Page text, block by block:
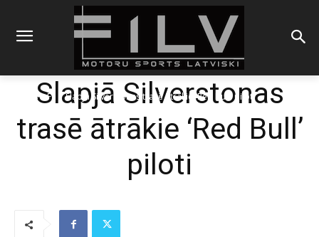
Sākums F1 Slapjā Silverstonas trasē ātrākie 'Red Bull' piloti
Slapjā Silverstonas
trasē ātrākie ‘Red Bull’
piloti